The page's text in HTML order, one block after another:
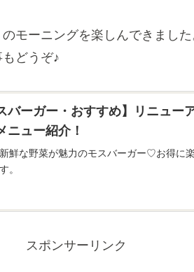
のモーニングを楽しんできました
どうぞ♪
バーガー・おすすめ】リニュー
ニュー紹介！
鮮な野菜が魅力のモスバーガー♡お得に
。
スポンサーリンク